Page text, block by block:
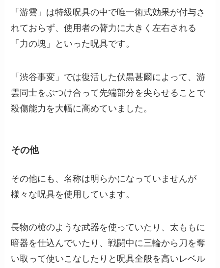
「游雲」は特級呪具の中で唯一術式効果が付与さ
れておらず、使用者の膂力に大きく左右される
「力の塊」といった呪具です。
「渋谷事変」では復活した伏黒甚爾によって、游
雲同士をぶつけ合って先端部分を尖らせることで
殺傷能力を大幅に高めていました。
その他
その他にも、名称は明らかになっていませんが
様々な呪具を使用しています。
長物の槍のような武器を使っていたり、太ももに
暗器を仕込んでいたり、戦闘中に三輪から刀を奪
い取って使いこなしたりと呪具全般を高いレベル